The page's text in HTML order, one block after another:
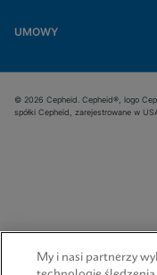
UMOWY
© 2026 Cepheid. Cepheid®, logo
spółki Cepheid, zarejestrowane w
My i nasi partnerzy